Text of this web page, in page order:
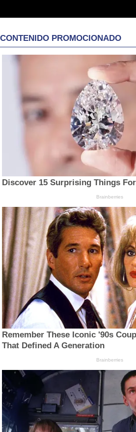
CONTENIDO PROMOCIONADO
Discover 15 Surprising Things
Brainberries
Remember These Iconic '90s
That Defined A Generation
Brainberries